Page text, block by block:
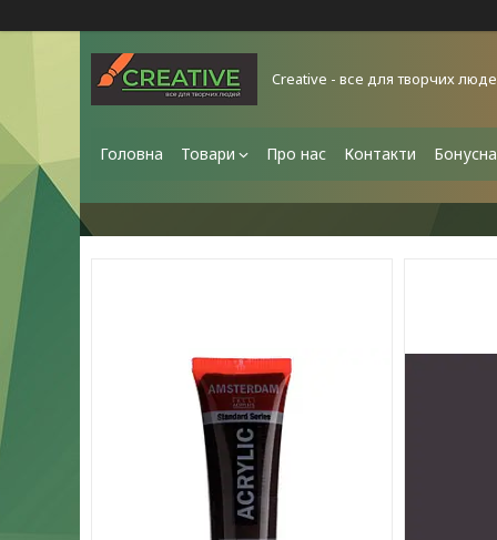
Creative - все для творчих
Головна Товари Про нас Контакти